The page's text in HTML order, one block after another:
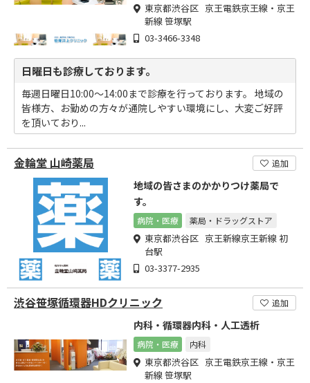
東京都渋谷区 京王電鉄京王線・京王
新線 笹塚駅
03-3466-3348
日曜日も診療しております。
毎週日曜日10:00～14:00まで診療を行っております。 地域の
皆様方、お勤めの方々が通院しやすい環境にし、大変ご好評
を頂いており...
金輪堂 山崎薬局 追加
地域の皆さまのかかりつけ薬局で
す。
病院・医療 薬局・ドラッグストア
東京都渋谷区 京王新線京王新線 初
台駅
03-3377-2935
渋谷笹塚循環器HDクリニック 追加
内科・循環器内科・人工透析
病院・医療 内科
東京都渋谷区 京王電鉄京王線・京王
新線 笹塚駅